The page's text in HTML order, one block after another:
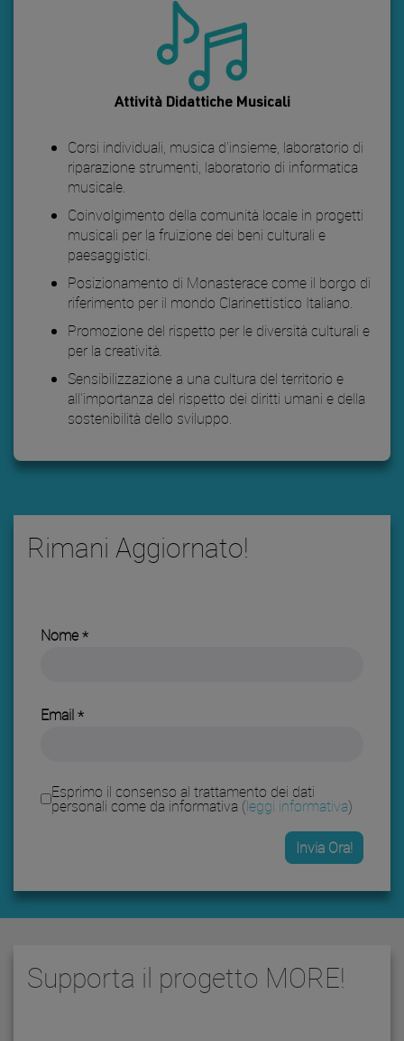
Attività Didattiche Musicali
Corsi individuali, musica d'insieme, laboratorio di
riparazione strumenti, laboratorio di informatica
musicale.
Coinvolgimento della comunità locale in progetti
musicali per la fruizione dei beni culturali e
paesaggistici.
Posizionamento di Monasterace come il borgo di
riferimento per il mondo Clarinettistico Italiano.
Promozione del rispetto per le diversità culturali e
per la creatività.
Sensibilizzazione a una cultura del territorio e
all'importanza del rispetto dei diritti umani e della
sostenibilità dello sviluppo.
Rimani Aggiornato!
Nome
Email
Esprimo il consenso al trattamento dei dati
personali come da informativa (leggi informativa)
Supporta il progetto MORE!